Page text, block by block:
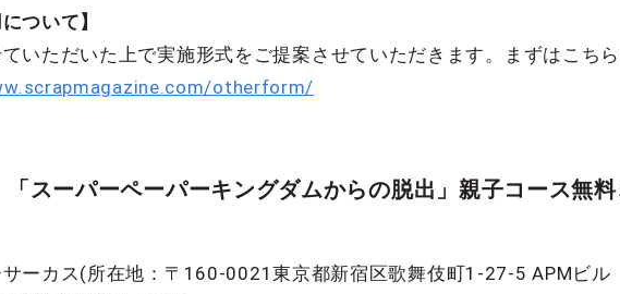
ついて】
いただいた上で実施形式をご提案させていただきます。まずはこち
otherform/
「スーパーペーパーキングダムからの脱出」親子コース無
サーカス(所在地：〒160-0021東京都新宿区歌舞伎町1-27-5 APMビ